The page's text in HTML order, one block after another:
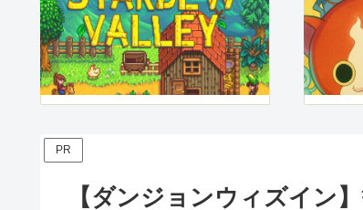
PR
【ダンジョンウィズイン